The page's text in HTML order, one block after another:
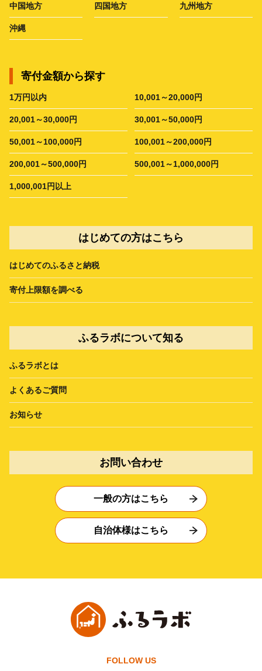
中国地方 四国地方 九州地方
沖縄
寄付金額から探す
1万円以内 10,001～20,000円
20,001～30,000円 30,001～50,000円
50,001～100,000円 100,001～200,000円
200,001～500,000円 500,001～1,000,000円
1,000,001円以上
はじめての方はこちら
はじめてのふるさと納税
寄付上限額を調べる
ふるラボについて知る
ふるラボとは
よくあるご質問
お知らせ
お問い合わせ
一般の方はこちら
自治体様はこちら
FOLLOW US